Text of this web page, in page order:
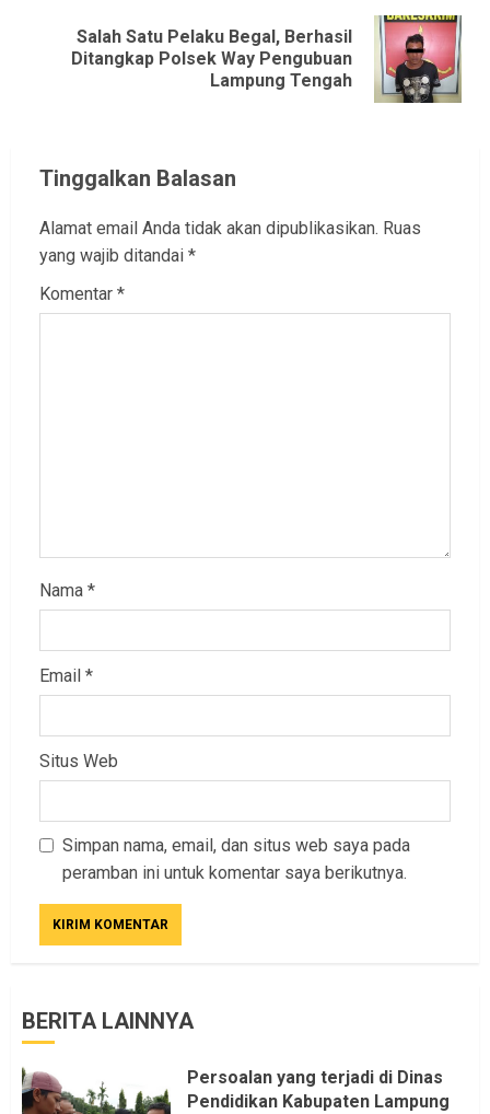
Salah Satu Pelaku Begal, Berhasil
Ditangkap Polsek Way Pengubuan
Lampung Tengah
Tinggalkan Balasan
Alamat email Anda tidak akan dipublikasikan. Ruas
yang wajib ditandai *
Komentar *
Nama *
Email *
Situs Web
Simpan nama, email, dan situs web saya pada
peramban ini untuk komentar saya berikutnya.
BERITA LAINNYA
Persoalan yang terjadi di Dinas
Pendidikan Kabupaten Lampung